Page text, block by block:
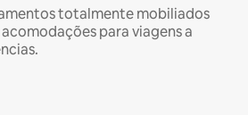
totalmente mobiliados
para viagens a